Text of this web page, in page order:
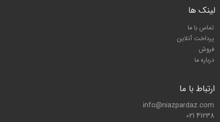
لینک ها
تماس با ما
پرداخت آنلاین
فروش
درباره ما
ارتباط با ما
info@niazpardaz.com
021 41238